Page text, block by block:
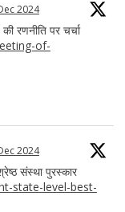
2024
रणनीति पर चर्चा
of-
2024
संस्था पुरस्कार
state-level-best-